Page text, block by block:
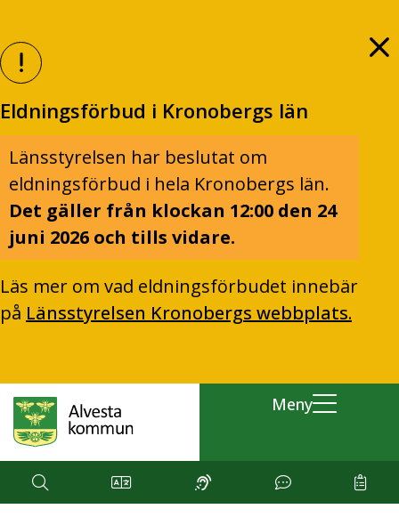
Eldningsförbud i Kronobergs län
Länsstyrelsen har beslutat om
eldningsförbud i hela Kronobergs län.
Det gäller från klockan 12:00 den 24
juni 2026 och tills vidare.
Läs mer om vad eldningsförbudet innebär
på Länsstyrelsen Kronobergs webbplats.
Meny